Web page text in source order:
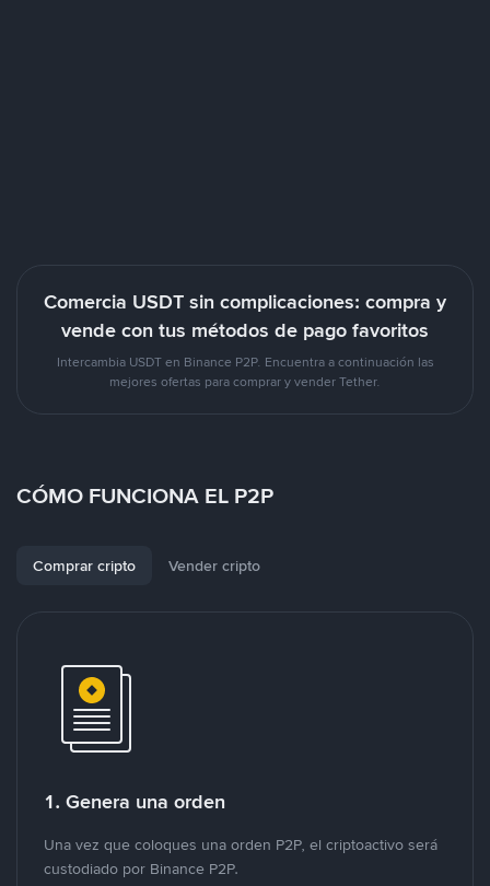
Comercia USDT sin complicaciones: compra y
vende con tus métodos de pago favoritos
Intercambia USDT en Binance P2P. Encuentra a continuación las
mejores ofertas para comprar y vender Tether.
CÓMO FUNCIONA EL P2P
Comprar cripto Vender cripto
1. Genera una orden
Una vez que coloques una orden P2P, el criptoactivo será
custodiado por Binance P2P.